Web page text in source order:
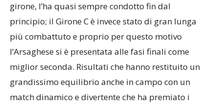
girone, l’ha quasi sempre condotto fin dal
principio; il Girone C è invece stato di gran lunga
più combattuto e proprio per questo motivo
l’Arsaghese si è presentata alle fasi finali come
miglior seconda. Risultati che hanno restituito un
grandissimo equilibrio anche in campo con un
match dinamico e divertente che ha premiato i